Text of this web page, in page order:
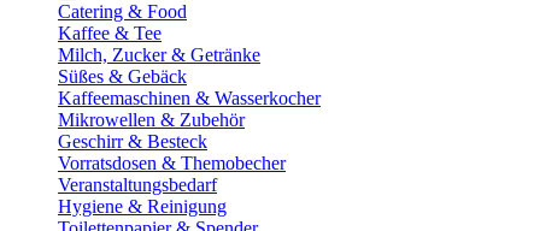
Catering & Food
Kaffee & Tee
Milch, Zucker & Getränke
Süßes & Gebäck
Kaffeemaschinen & Wasserkocher
Mikrowellen & Zubehör
Geschirr & Besteck
Vorratsdosen & Themobecher
Veranstaltungsbedarf
Hygiene & Reinigung